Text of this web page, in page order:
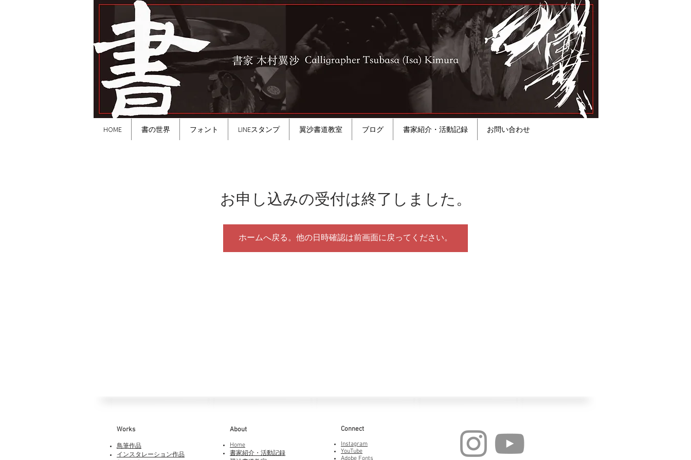
HOME 書の世界 フォント LINEスタンプ 翼沙書道教室 ブログ 書家紹介・活動記録 お問い合わせ
お申し込みの受付は終了しました。
ホームへ戻る。他の日時確認は前画面に戻ってください。
Works​
鳥筆作品
インスタレーション作品
About
Home
書家紹介・活動記録
Connect
Instagram
YouTube
Adobe Fonts